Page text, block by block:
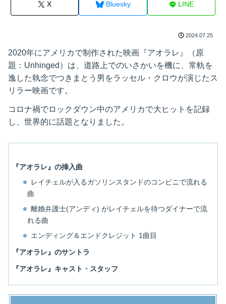
X Bluesky LINE
2024.07.25
2020年にアメリカで制作された映画『アオラレ』（原
題：Unhinged）は、道路上でのいさかいを機に、常軌を
逸した執念でつきまとう男をラッセル・クロウが演じたス
リラー映画です。
コロナ禍でロックダウン中のアメリカで大ヒットを記録
し、世界的に話題となりました。
『アオラレ』の挿入曲
レイチェルが入るガソリンスタンドのコンビニで流れる
曲
離婚弁護士(アンディ) がレイチェルを待つダイナーで流
れる曲
エンディング＆エンドクレジット 1曲目
『アオラレ』のサントラ
『アオラレ』キャスト・スタッフ